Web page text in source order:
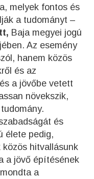
melyek fontos és
a tudományt –
Baja megyei jogú
Az esemény
hanem közös
és az
a jövőbe vetett
növekszik,
és
élete pedig,
hitvallásunk
a jövő építésének
a